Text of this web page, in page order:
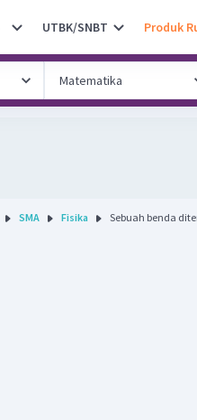
UTBK/SNBT Produk
SMA Fisika Sebuah benda